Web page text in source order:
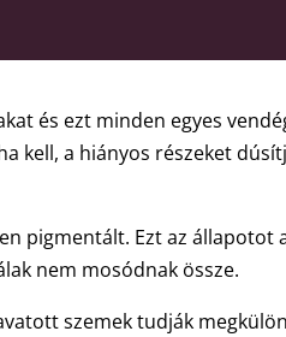
és ezt minden egyes
kell, a hiányos részeket
pigmentált. Ezt az állapotot
nem mosódnak össze.
szemek tudják